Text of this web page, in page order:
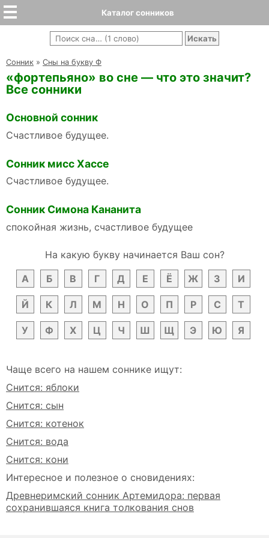
Каталог сонников
Cонник » Сны на букву Ф
«фортепьяно» во сне — что это значит?
Все сонники
Основной сонник
Счастливое будущее.
Сонник мисс Хассе
Счастливое будущее.
Сонник Симона Кананита
спокойная жизнь, счастливое будущее
На какую букву начинается Ваш сон?
А
Б В Г Д Е Ё Ж З И
Й К Л М Н О П Р С Т
У Ф Х Ц Ч Ш Щ Э Ю Я
Чаще всего на нашем соннике ищут:
Снится: яблоки
Снится: сын
Снится: котенок
Снится: вода
Снится: кони
Интересное и полезное о сновидениях:
Древнеримский сонник Артемидора: первая
сохранившаяся книга толкования снов